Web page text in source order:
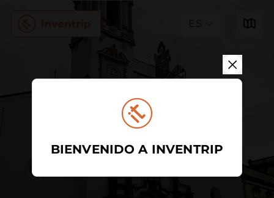
ES
BIENVENIDO A INVENTRIP